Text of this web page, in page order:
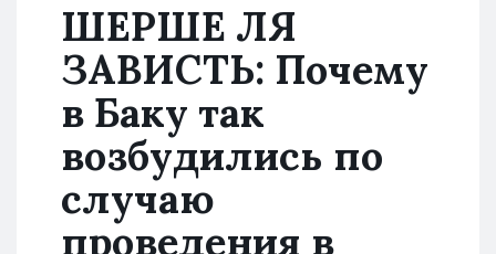
ШЕРШЕ ЛЯ
ЗАВИСТЬ: Почему
в Баку так
возбудились по
случаю
проведения в